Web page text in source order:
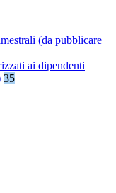
(da pubblicare
ai dipendenti
35